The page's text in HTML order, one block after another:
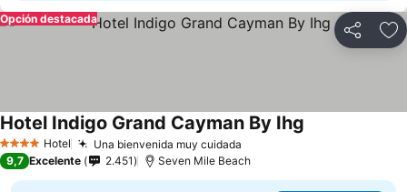
Compartir
Opción destacada
4 EstrellasHotel Una bienvenida muy cuidada
Hotel Indigo Grand Cayman By Ihg
9,7 Excelente 2.451 Seven Mile Beach